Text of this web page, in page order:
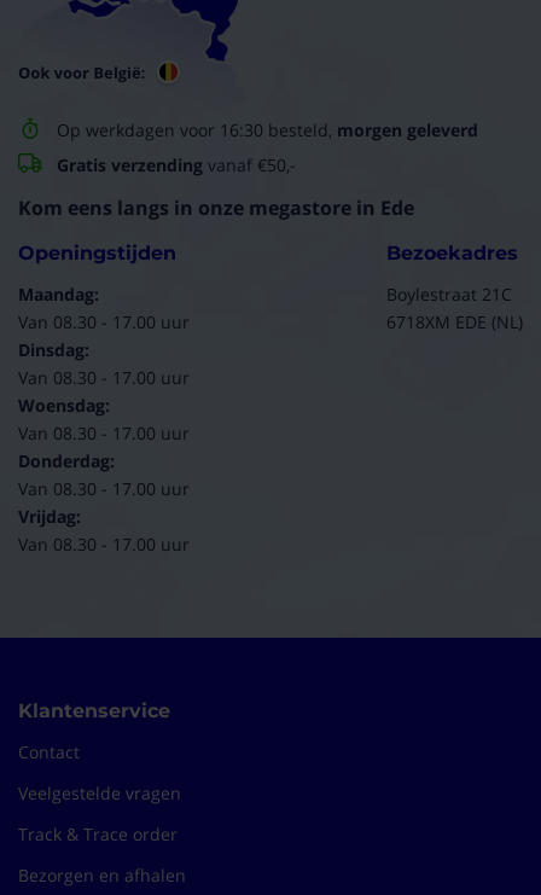
Op werkdagen voor 16:30 besteld, morgen geleverd
Gratis verzending vanaf €50,-
Kom eens langs in onze megastore in Ede
Openingstijden
Maandag:
Van 08.30 - 17.00 uur
Dinsdag:
Van 08.30 - 17.00 uur
Woensdag:
Van 08.30 - 17.00 uur
Donderdag:
Van 08.30 - 17.00 uur
Vrijdag:
Van 08.30 - 17.00 uur
Bezoekadres
Boylestraat 21C
6718XM EDE (NL)
Klantenservice
Contact
Veelgestelde vragen
Track & Trace order
Bezorgen en afhalen